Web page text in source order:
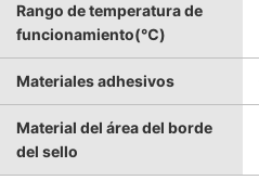
Rango de temperatura de
funcionamiento(℃)
Materiales adhesivos
Material del área del borde
del sello